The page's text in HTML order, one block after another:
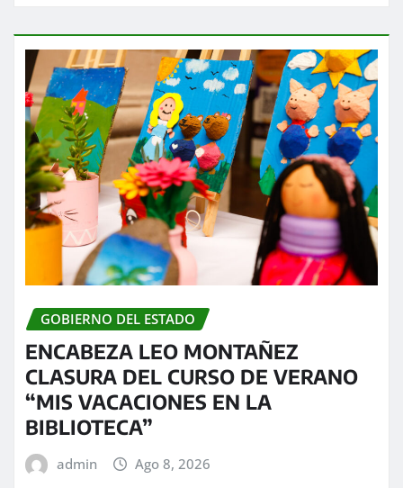
GOBIERNO DEL ESTADO
ENCABEZA LEO MONTAÑEZ
CLASURA DEL CURSO DE VERANO
“MIS VACACIONES EN LA
BIBLIOTECA”
admin Ago 8, 2026